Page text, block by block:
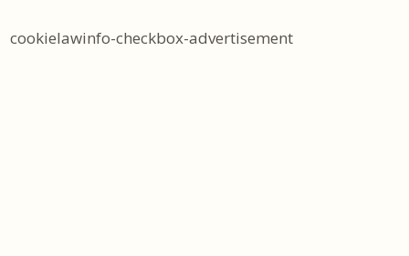
cookielawinfo-checkbox-advertisement